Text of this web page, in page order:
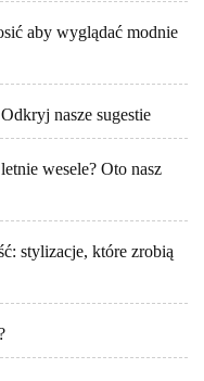
aby wyglądać modnie
nasze sugestie
wesele? Oto nasz
stylizacje, które zrobią